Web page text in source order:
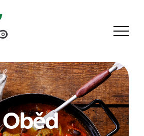
Oběd